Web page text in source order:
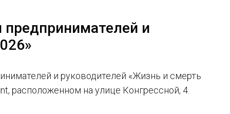
и
и руководителей «Жизнь и смерть
расположенном на улице Конгрессной, 4.